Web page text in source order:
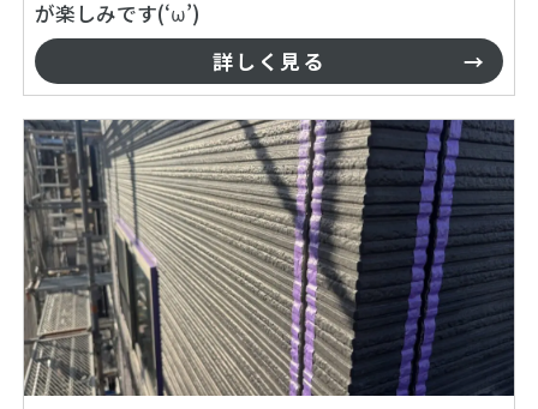
が楽しみです(‘ω’)
詳しく見る